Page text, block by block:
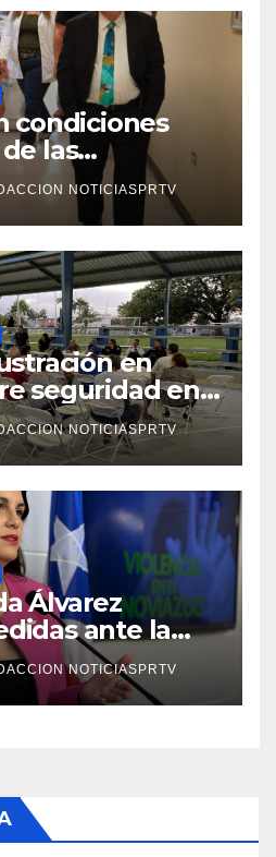
condiciones
las
Departamento
Mayagüez
NOTICIASPRTV
en
seguridad en
NOTICIASPRTV
Álvarez
ante la
noviazgo
NOTICIASPRTV